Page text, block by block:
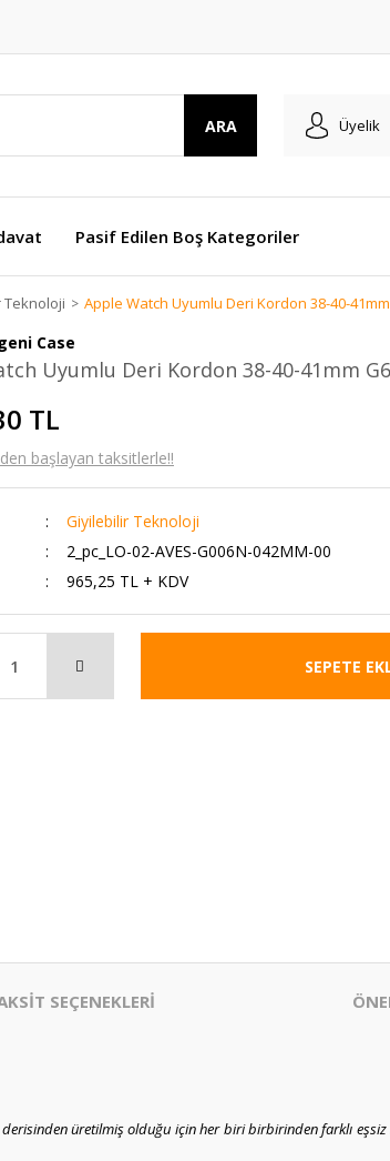
ARA Üyelik
Pasif Edilen Boş Kategoriler
Teknoloji Apple Watch Uyumlu Deri Kordon 38-40-
Case
Uyumlu Deri Kordon 38-40-41mm
TL
başlayan taksitlerle!!
Giyilebilir Teknoloji
2_pc_LO-02-AVES-G006N-042MM-00
965,25 TL + KDV
SEPETE
SEÇENEKLERİ
üretilmiş olduğu için her biri birbirinden farklı